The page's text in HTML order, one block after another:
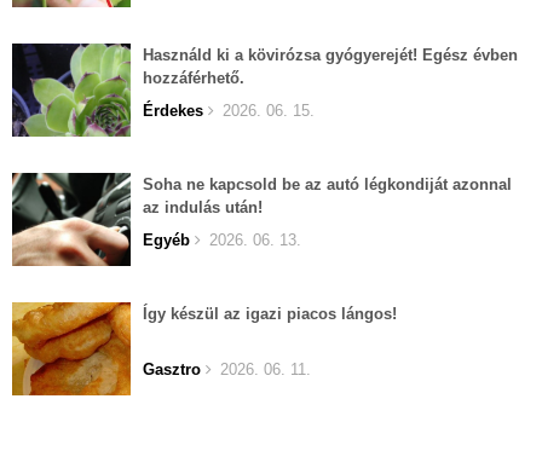
Használd ki a kövirózsa gyógyerejét! Egész évben
hozzáférhető.
Érdekes
2026. 06. 15.
Soha ne kapcsold be az autó légkondiját azonnal
az indulás után!
Egyéb
2026. 06. 13.
Így készül az igazi piacos lángos!
Gasztro 2026. 06. 11.